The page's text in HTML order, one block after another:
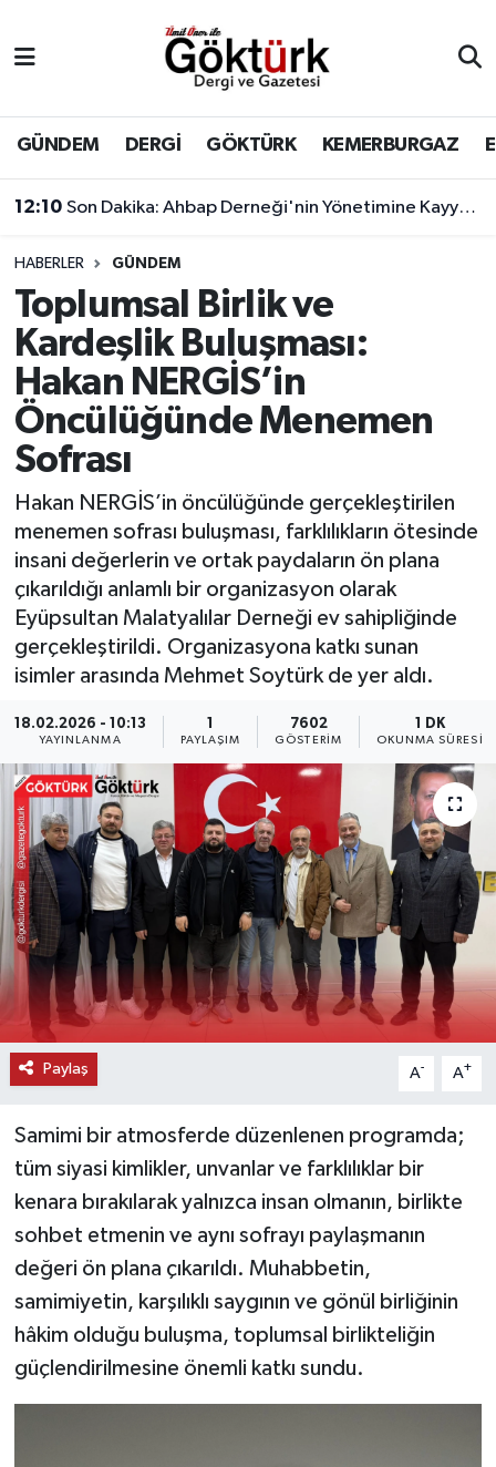
GÜNDEM DERGİ GÖKTÜRK KEMERBURGAZ
12:10 Son Dakika: Ahbap Derneği'nin Yönetimine Kayyum Atandı
HABERLER GÜNDEM
Toplumsal Birlik ve
Kardeşlik Buluşması:
Hakan NERGİS’in
Öncülüğünde Menemen
Sofrası
Hakan NERGİS’in öncülüğünde gerçekleştirilen
menemen sofrası buluşması, farklılıkların ötesinde
insani değerlerin ve ortak paydaların ön plana
çıkarıldığı anlamlı bir organizasyon olarak
Eyüpsultan Malatyalılar Derneği ev sahipliğinde
gerçekleştirildi. Organizasyona katkı sunan
isimler arasında Mehmet Soytürk de yer aldı.
18.02.2026 - 10:13
YAYINLANMA
1
PAYLAŞIM
7602
GÖSTERIM
1 DK
OKUNMA SÜRESI
Paylaş A- A+
Samimi bir atmosferde düzenlenen programda;
tüm siyasi kimlikler, unvanlar ve farklılıklar bir
kenara bırakılarak yalnızca insan olmanın, birlikte
sohbet etmenin ve aynı sofrayı paylaşmanın
değeri ön plana çıkarıldı. Muhabbetin,
samimiyetin, karşılıklı saygının ve gönül birliğinin
hâkim olduğu buluşma, toplumsal birlikteliğin
güçlendirilmesine önemli katkı sundu.
BİLİM
DERGİ
DÜNYA
EĞİTİM
EKONOMİ
GÖKTÜRK
KEMERBURGAZ
KÜLTÜR - SANAT
MAGAZİN
SAĞLIK
SPOR
TEKNOLOJİ
TİCARET
YAŞAM
Eyüpsultan Hava Durumu
Eyüpsultan Trafik Yoğunluk Haritası
Süper Lig Puan Durumu ve Fikstür
Tüm Manşetler
Son Dakika Haberleri
Haber Arşivi